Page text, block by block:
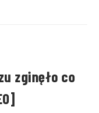
zginęło co